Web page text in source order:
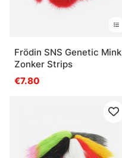
Frödin SNS Genetic Mink
Zonker Strips
€7.80